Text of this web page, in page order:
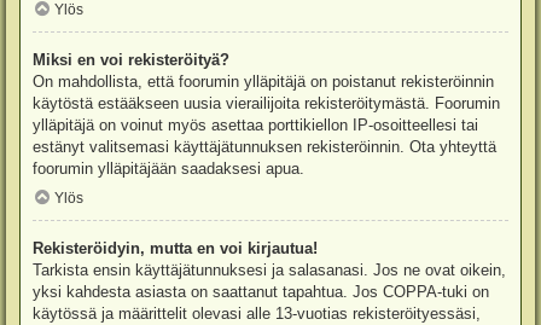
Ylös
Miksi en voi rekisteröityä?
On mahdollista, että foorumin ylläpitäjä on poistanut rekisteröinnin
käytöstä estääkseen uusia vierailijoita rekisteröitymästä. Foorumin
ylläpitäjä on voinut myös asettaa porttikiellon IP-osoitteellesi tai
estänyt valitsemasi käyttäjätunnuksen rekisteröinnin. Ota yhteyttä
foorumin ylläpitäjään saadaksesi apua.
Ylös
Rekisteröidyin, mutta en voi kirjautua!
Tarkista ensin käyttäjätunnuksesi ja salasanasi. Jos ne ovat oikein,
yksi kahdesta asiasta on saattanut tapahtua. Jos COPPA-tuki on
käytössä ja määrittelit olevasi alle 13-vuotias rekisteröityessäsi,